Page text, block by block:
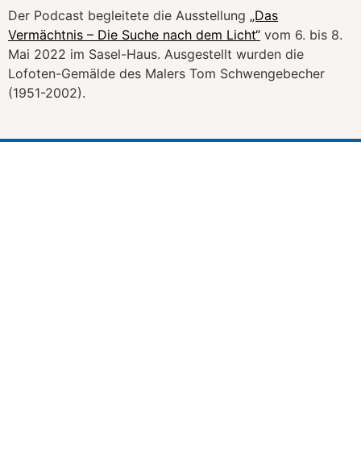
Der Podcast begleitete die Ausstellung „Das
Vermächtnis – Die Suche nach dem Licht“ vom 6. bis 8.
Mai 2022 im Sasel-Haus. Ausgestellt wurden die
Lofoten-Gemälde des Malers Tom Schwengebecher
(1951-2002).